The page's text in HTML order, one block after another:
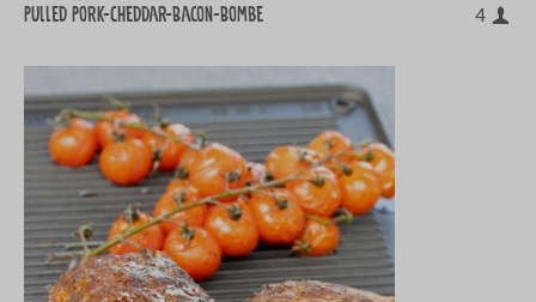
Pulled Pork-Cheddar-Bacon-Bombe 4